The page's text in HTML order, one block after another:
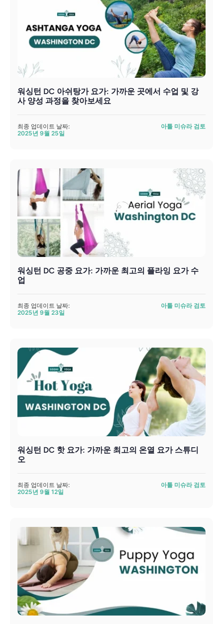
워싱턴 DC 아쉬탕가 요가: 가까운 곳에서 수업 및 강
사 양성 과정을 찾아보세요
최종 업데이트 날짜:
2025년 9월 25일
아툴 미슈라 검토
워싱턴 DC 공중 요가: 가까운 최고의 플라잉 요가 수
업
최종 업데이트 날짜:
2025년 9월 23일
아툴 미슈라 검토
워싱턴 DC 핫 요가: 가까운 최고의 온열 요가 스튜디
오
최종 업데이트 날짜:
2025년 9월 12일
아툴 미슈라 검토